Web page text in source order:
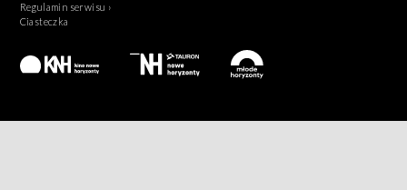
Regulamin serwisu ›
Ciasteczka